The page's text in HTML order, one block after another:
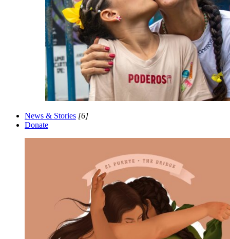
News & Stories [6]
Donate